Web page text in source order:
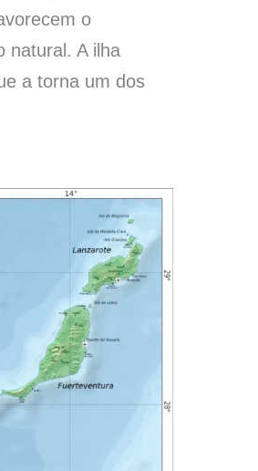
o
natural. A ilha
a torna um dos